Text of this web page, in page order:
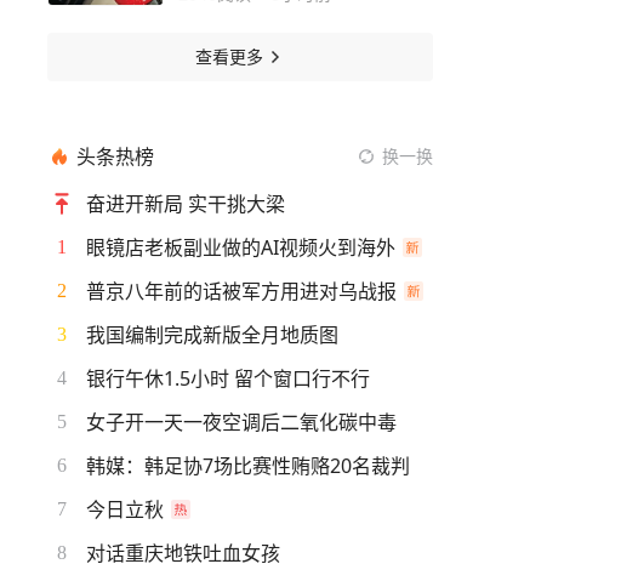
查看更多
头条热榜 换一换
奋进开新局 实干挑大梁
1 眼镜店老板副业做的AI视频火到海外
2 普京八年前的话被军方用进对乌战报
3 我国编制完成新版全月地质图
4 银行午休1.5小时 留个窗口行不行
5 女子开一天一夜空调后二氧化碳中毒
6 韩媒：韩足协7场比赛性贿赂20名裁判
7 今日立秋
8 对话重庆地铁吐血女孩